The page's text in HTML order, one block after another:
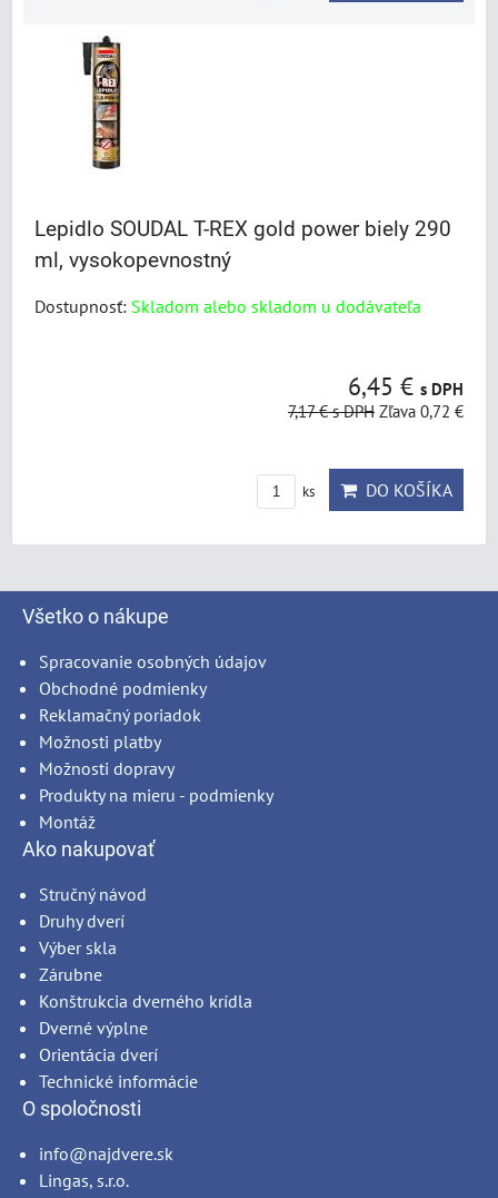
Lepidlo SOUDAL T-REX gold power biely 290
ml, vysokopevnostný
Dostupnosť: Skladom alebo skladom u dodávateľa
6,45 € s DPH
7,17 €s DPH Zľava 0,72 €
ks DO KOŠÍKA
Všetko o nákupe
Spracovanie osobných údajov
Obchodné podmienky
Reklamačný poriadok
Možnosti platby
Možnosti dopravy
Produkty na mieru - podmienky
Montáž
Ako nakupovať
Stručný návod
Druhy dverí
Výber skla
Zárubne
Konštrukcia dverného krídla
Dverné výplne
Orientácia dverí
Technické informácie
O spoločnosti
info@najdvere.sk
Lingas, s.r.o.